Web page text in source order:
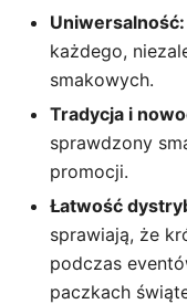
Uniwersalność:
każdego,
smakowych.
Tradycja i
sprawdzony
promocji.
Łatwość
sprawiają, że
podczas
paczkach